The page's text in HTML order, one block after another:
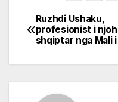
Post
Ruzhdi Ushaku,
profesionist i
shqiptar nga Mali i